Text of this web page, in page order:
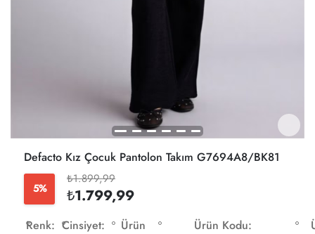
Defacto Kız Çocuk Pantolon Takım G7694A8/BK81
5%
₺1.899,99
₺1.799,99
Renk: Cinsiyet:
Ürün
Ürün Kodu: